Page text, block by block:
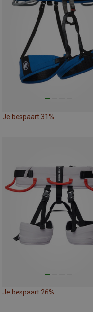
Je bespaart 31%
Je bespaart 26%